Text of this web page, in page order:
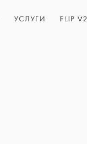
УСЛУГИ FLIP V2